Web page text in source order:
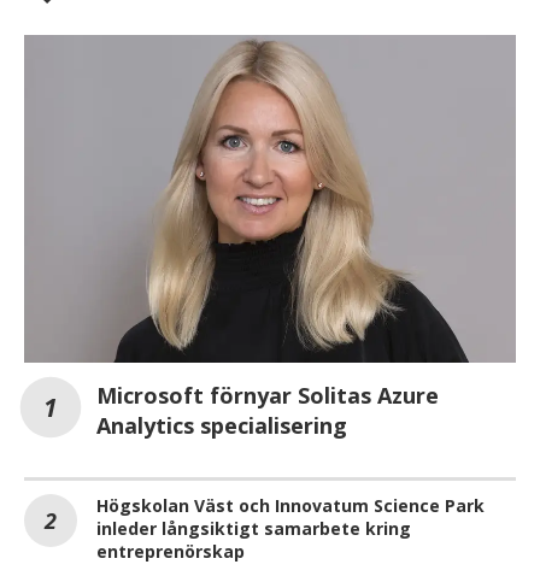
Microsoft förnyar Solitas Azure
Analytics specialisering
Högskolan Väst och Innovatum Science Park
inleder långsiktigt samarbete kring
entreprenörskap